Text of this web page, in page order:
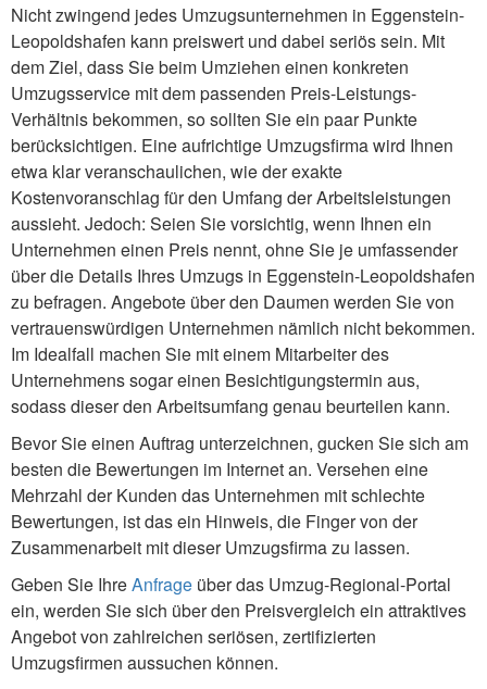
Nicht zwingend jedes Umzugsunternehmen in Eggenstein-
Leopoldshafen kann preiswert und dabei seriös sein. Mit
dem Ziel, dass Sie beim Umziehen einen konkreten
Umzugsservice mit dem passenden Preis-Leistungs-
Verhältnis bekommen, so sollten Sie ein paar Punkte
berücksichtigen. Eine aufrichtige Umzugsfirma wird Ihnen
etwa klar veranschaulichen, wie der exakte
Kostenvoranschlag für den Umfang der Arbeitsleistungen
aussieht. Jedoch: Seien Sie vorsichtig, wenn Ihnen ein
Unternehmen einen Preis nennt, ohne Sie je umfassender
über die Details Ihres Umzugs in Eggenstein-Leopoldshafen
zu befragen. Angebote über den Daumen werden Sie von
vertrauenswürdigen Unternehmen nämlich nicht bekommen.
Im Idealfall machen Sie mit einem Mitarbeiter des
Unternehmens sogar einen Besichtigungstermin aus,
sodass dieser den Arbeitsumfang genau beurteilen kann.
Bevor Sie einen Auftrag unterzeichnen, gucken Sie sich am
besten die Bewertungen im Internet an. Versehen eine
Mehrzahl der Kunden das Unternehmen mit schlechte
Bewertungen, ist das ein Hinweis, die Finger von der
Zusammenarbeit mit dieser Umzugsfirma zu lassen.
Geben Sie IhreAnfrage über das Umzug-Regional-Portal
ein, werden Sie sich über den Preisvergleich ein attraktives
Angebot von zahlreichen seriösen, zertifizierten
Umzugsfirmen aussuchen können.